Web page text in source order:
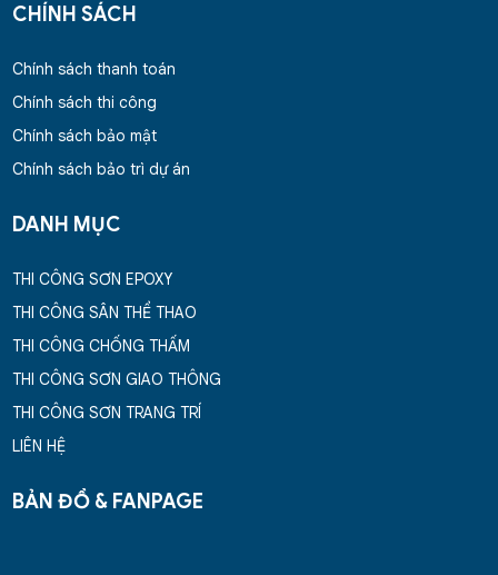
CHÍNH SÁCH
Chính sách thanh toán
Chính sách thi công
Chính sách bảo mật
Chính sách bảo trì dự án
DANH MỤC
THI CÔNG SƠN EPOXY
THI CÔNG SÂN THỂ THAO
THI CÔNG CHỐNG THẤM
THI CÔNG SƠN GIAO THÔNG
THI CÔNG SƠN TRANG TRÍ
LIÊN HỆ
BẢN ĐỒ & FANPAGE